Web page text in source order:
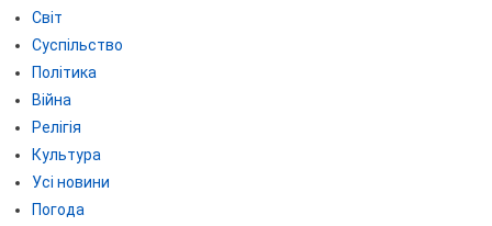
Світ
Суспільство
Політика
Війна
Релігія
Культура
Усі новини
Погода